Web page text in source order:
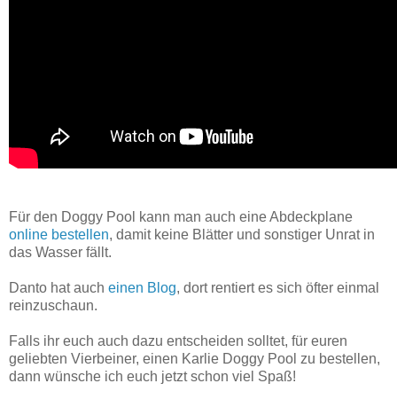
Für den Doggy Pool kann man auch eine Abdeckplane
online bestellen, damit keine Blätter und sonstiger Unrat in
das Wasser fällt.
Danto hat auch einen Blog, dort rentiert es sich öfter einmal
reinzuschaun.
Falls ihr euch auch dazu entscheiden solltet, für euren
geliebten Vierbeiner, einen Karlie Doggy Pool zu bestellen,
dann wünsche ich euch jetzt schon viel Spaß!